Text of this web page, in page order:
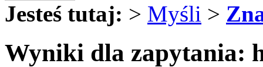
Jesteś tutaj: > Myśli >
Wyniki dla zapytania: